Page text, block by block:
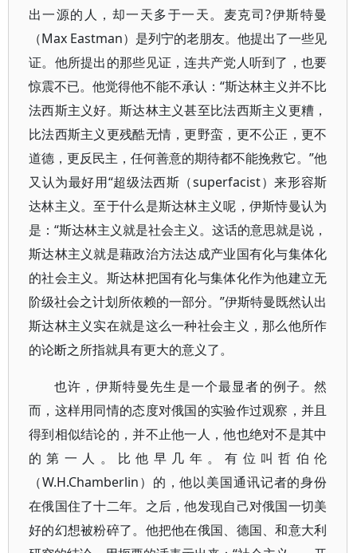
出一源的人，却一天多于一天。麦克司?伊斯特曼
（Max Eastman）是列宁的老朋友。他提出了一些见
证。他所提出的那些见证，连共产党人听到了，也要
惊震不已。他觉得他不能不承认：“斯达林主义并不比
法西斯主义好。斯达林主义甚至比法西斯主义更糟，
比法西斯主义更残酷无情，更野蛮，更不公正，更不
道德，更反民主，任何善意的期待都不能挽救它。”他
又认为最好用“超级法西斯（superfacist）来形容斯
达林主义。至于什么是斯达林主义呢，伊斯恃曼认为
是：“斯达林主义就是社会主义。这话的意思就是说，
斯达林主义就是藉政治方法达成产业国有化与集体化
的社会主义。斯达林把国有化与集体化作为他建立无
阶级社会之计划所依赖的一部分。”伊斯特曼既然认出
斯达林主义实在就是这么一种社会主义，那么他所作
的论断之所指就具有更大的意义了。
也许，伊斯特曼先生是一个最显者的例子。然
而，这样用同情的态度对俄国的实验作过观察，并且
得到相似结论的，并不止他一人，他也绝对不是其中
的第一人。比他早几年。有位叫哲伯伦
（W.H.Chamberlin）的，他以美国通讯记者的身份
在俄国住了十二年。之后，他发现自己对俄国一切美
好的幻想被粉碎了。他把他在俄国、德国、和意大利